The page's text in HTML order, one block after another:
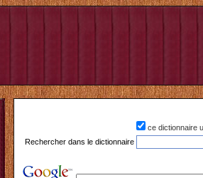
ce dictionnaire
Rechercher dans le dictionnaire